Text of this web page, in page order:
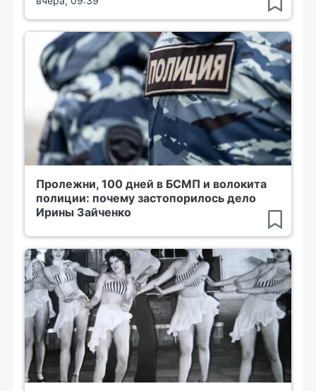
Пролежни, 100 дней в БСМП и волокита
полиции: почему застопорилось дело
Ирины Зайченко